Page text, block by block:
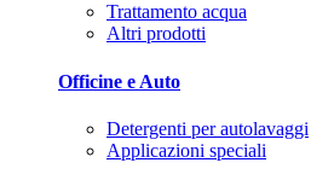
Trattamento acqua
Altri prodotti
Officine e Auto
Detergenti per autolavaggi
Applicazioni speciali